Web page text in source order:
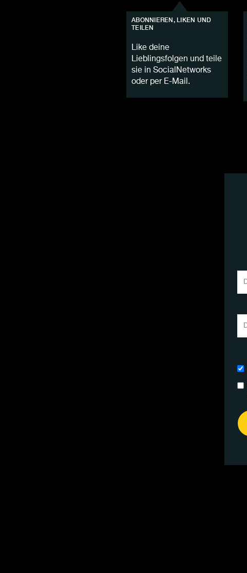
ABONNIEREN, LIKEN UND
TEILEN
Like deine
Lieblingsfolgen und teile
sie in SocialNetworks
oder per E-Mail.